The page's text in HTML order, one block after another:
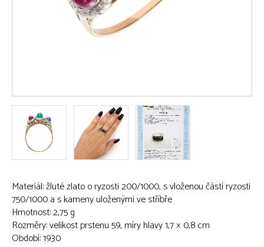
Materiál: žluté zlato o ryzosti 200/1000, s vloženou částí ryzosti
750/1000 a s kameny uloženými ve stříbře
Hmotnost: 2,75 g
Rozměry: velikost prstenu 59, míry hlavy 1,7 × 0,8 cm
Období: 1930